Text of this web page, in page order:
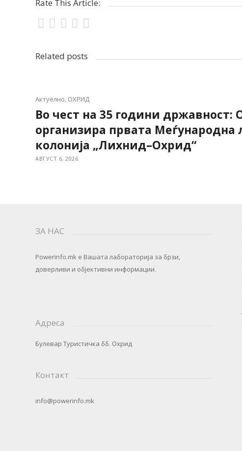
Rate This Article:
Related posts
Актуелно, ОХРИД
Во чест на 35 години државност:
организира првата Меѓународна
колонија „Лихнид–Охрид“
АВГУСТ 6, 2026
ЗА НАС
Powerinfo.mk e Вашата лабораторија за брзи,
доверливи и објективни информации.
Адреса
Булевар Туристичка бб. Охрид
Контакт
info@powerinfo.mk